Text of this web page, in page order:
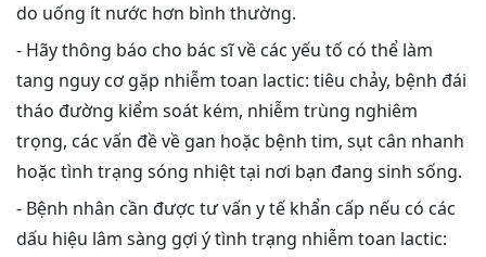
do uống ít nước hơn bình thường.
- Hãy thông báo cho bác sĩ về các yếu tố có thể làm
tang nguy cơ gặp nhiễm toan lactic: tiêu chảy, bệnh đái
tháo đường kiểm soát kém, nhiễm trùng nghiêm
trọng, các vấn đề về gan hoặc bệnh tim, sụt cân nhanh
hoặc tình trạng sóng nhiệt tại nơi bạn đang sinh sống.
- Bệnh nhân cần được tư vấn y tế khẩn cấp nếu có các
dấu hiệu lâm sàng gợi ý tình trạng nhiễm toan lactic: